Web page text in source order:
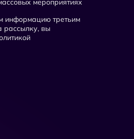
мероприятиях
информацию третьим
рассылку, вы